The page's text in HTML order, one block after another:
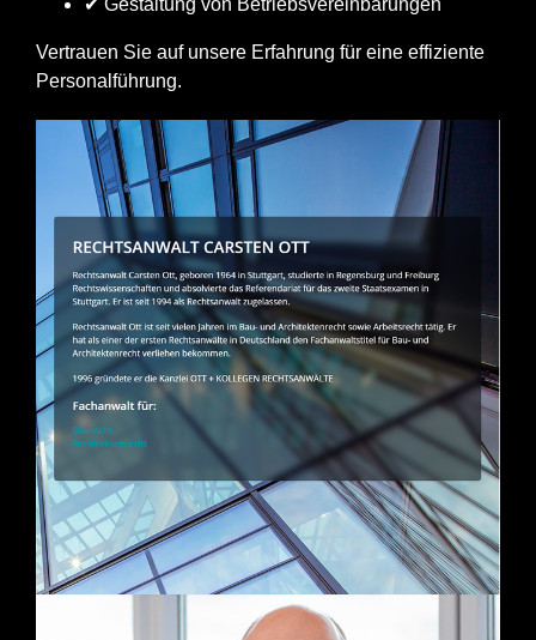
✔ Gestaltung von Betriebsvereinbarungen
Vertrauen Sie auf unsere Erfahrung für eine effiziente
Personalführung.